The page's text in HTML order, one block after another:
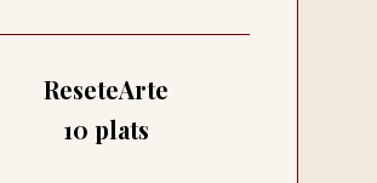
ReseteArte
10 plats